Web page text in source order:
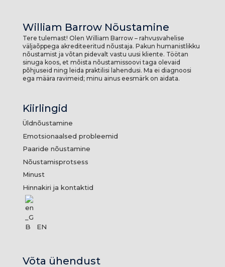
William Barrow Nõustamine
Tere tulemast! Olen William Barrow – rahvusvahelise
väljaõppega akrediteeritud nõustaja. Pakun humanistlikku
nõustamist ja võtan pidevalt vastu uusi kliente. Töötan
sinuga koos, et mõista nõustamissoovi taga olevaid
põhjuseid ning leida praktilisi lahendusi. Ma ei diagnoosi
ega määra ravimeid; minu ainus eesmärk on aidata.
Kiirlingid
Üldnõustamine
Emotsionaalsed probleemid
Paaride nõustamine
Nõustamisprotsess
Minust
Hinnakiri ja kontaktid
EN
Võta ühendust